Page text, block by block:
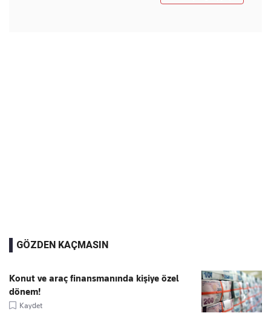
GÖZDEN KAÇMASIN
Konut ve araç finansmanında kişiye özel
dönem!
Kaydet